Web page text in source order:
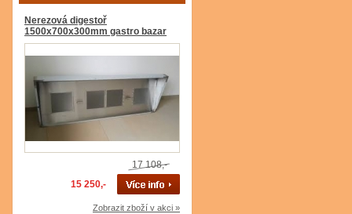
Nerezová digestoř
1500x700x300mm gastro bazar
17 108,-
15 250,-
Zobrazit zboží v akci »